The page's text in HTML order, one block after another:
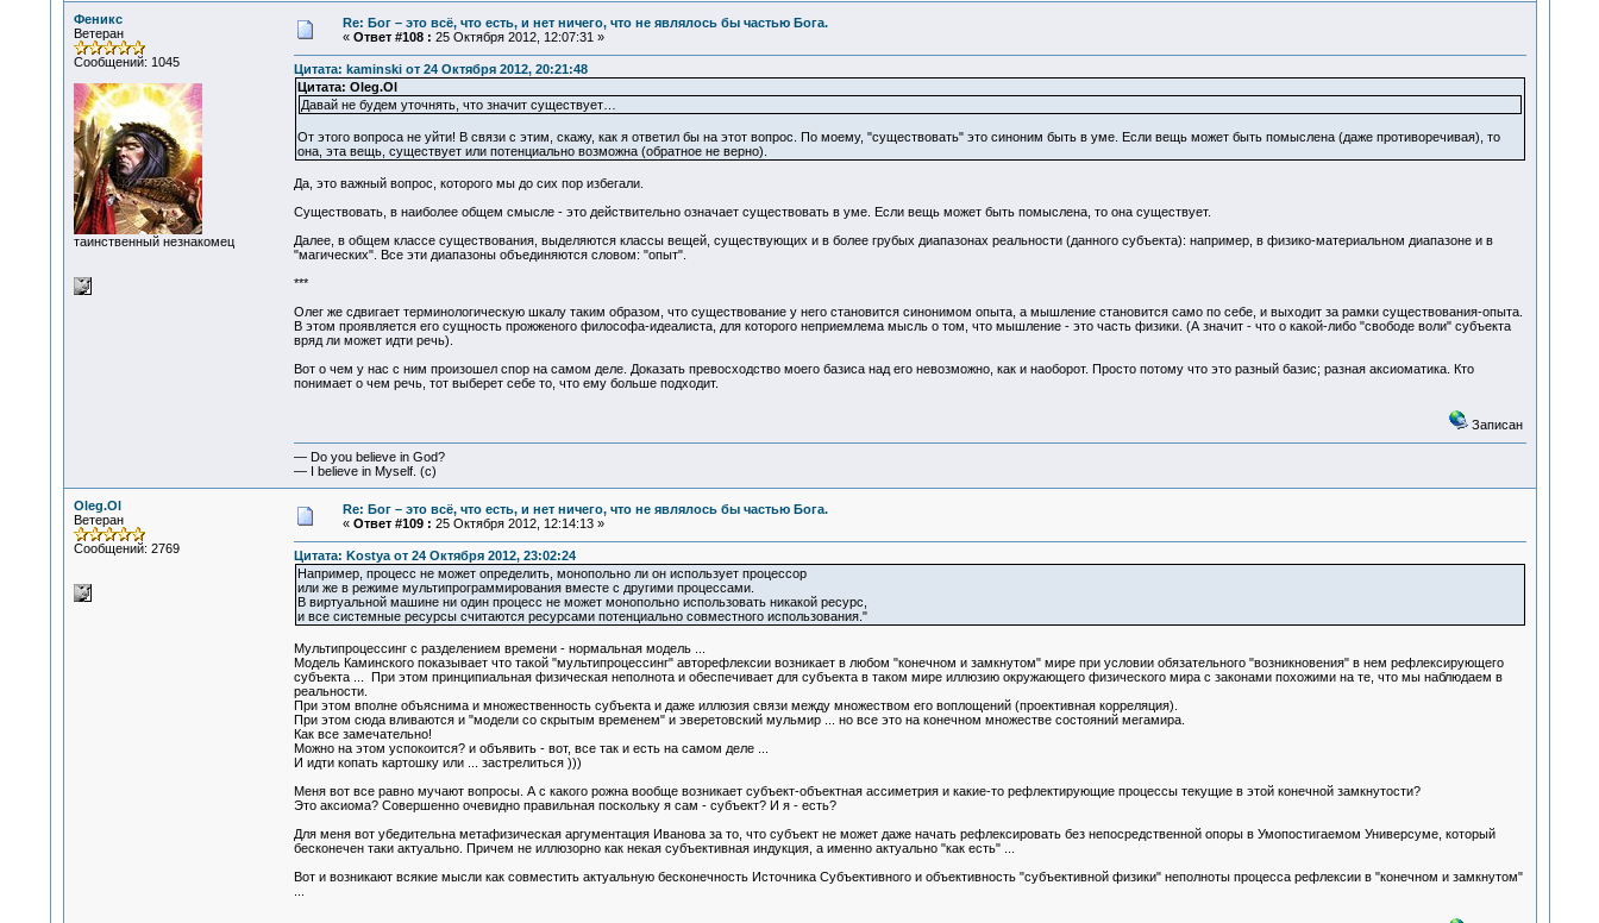
Феникс
Ветеран
Сообщений: 1045
таинственный незнакомец
Re: Бог – это всё, что есть, и нет ничего, что не являлось бы частью Бога.
« Ответ #108 : 25 Октября 2012, 12:07:31 »
Цитата: kaminski от 24 Октября 2012, 20:21:48
Цитата: Oleg.Ol
Давай не будем уточнять, что значит существует…
От этого вопроса не уйти! В связи с этим, скажу, как я ответил бы на этот вопрос. По моему, "существовать" это синоним быть в уме. Если вещь может быть помыслена (даже противоречивая), то
она, эта вещь, существует или потенциально возможна (обратное не верно).
Да, это важный вопрос, которого мы до сих пор избегали.
Существовать, в наиболее общем смысле - это действительно означает существовать в уме. Если вещь может быть помыслена, то она существует.
Далее, в общем классе существования, выделяются классы вещей, существующих и в более грубых диапазонах реальности (данного субъекта): например, в физико-материальном диапазоне и в
"магических". Все эти диапазоны объединяются словом: "опыт".
***
Олег же сдвигает терминологическую шкалу таким образом, что существование у него становится синонимом опыта, а мышление становится само по себе, и выходит за рамки существования-опыта.
В этом проявляется его сущность прожженого философа-идеалиста, для которого неприемлема мысль о том, что мышление - это часть физики. (А значит - что о какой-либо "свободе воли" субъекта
вряд ли может идти речь).
Вот о чем у нас с ним произошел спор на самом деле. Доказать превосходство моего базиса над его невозможно, как и наоборот. Просто потому что это разный базис; разная аксиоматика. Кто
понимает о чем речь, тот выберет себе то, что ему больше подходит.
Записан
— Do you believe in God?
— I believe in Myself. (c)
Oleg.Ol
Ветеран
Сообщений: 2769
Re: Бог – это всё, что есть, и нет ничего, что не являлось бы частью Бога.
« Ответ #109 : 25 Октября 2012, 12:14:13 »
Цитата: Kostya от 24 Октября 2012, 23:02:24
Например, процесс не может определить, монопольно ли он использует процессор
или же в режиме мультипрограммирования вместе с другими процессами.
В виртуальной машине ни один процесс не может монопольно использовать никакой ресурс,
и все системные ресурсы считаются ресурсами потенциально совместного использования."
Мультипроцессинг с разделением времени - нормальная модель ...
Модель Каминского показывает что такой "мультипроцессинг" авторефлексии возникает в любом "конечном и замкнутом" мире при условии обязательного "возникновения" в нем рефлексирующего
субъекта ... При этом принципиальная физическая неполнота и обеспечивает для субъекта в таком мире иллюзию окружающего физического мира с законами похожими на те, что мы наблюдаем в
реальности.
При этом вполне объяснима и множественность субъекта и даже иллюзия связи между множеством его воплощений (проективная корреляция).
При этом сюда вливаются и "модели со скрытым временем" и эверетовский мульмир ... но все это на конечном множестве состояний мегамира.
Как все замечательно!
Можно на этом успокоится? и объявить - вот, все так и есть на самом деле ...
И идти копать картошку или ... застрелиться )))
Меня вот все равно мучают вопросы. А с какого рожна вообще возникает субъект-объектная ассиметрия и какие-то рефлектирующие процессы текущие в этой конечной замкнутости?
Это аксиома? Совершенно очевидно правильная поскольку я сам - субъект? И я - есть?
Для меня вот убедительна метафизическая аргументация Иванова за то, что субъект не может даже начать рефлексировать без непосредственной опоры в Умопостигаемом Универсуме, который
бесконечен таки актуально. Причем не иллюзорно как некая субъективная индукция, а именно актуально "как есть" ...
Вот и возникают всякие мысли как совместить актуальную бесконечность Источника Субъективного и объективность "субъективной физики" неполноты процесса рефлексии в "конечном и замкнутом"